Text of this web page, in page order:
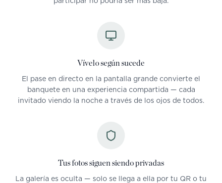
Vívelo según sucede
El pase en directo en la pantalla grande convierte el
banquete en una experiencia compartida — cada
invitado viendo la noche a través de los ojos de todos.
Tus fotos siguen siendo privadas
La galería es oculta — solo se llega a ella por tu QR o tu